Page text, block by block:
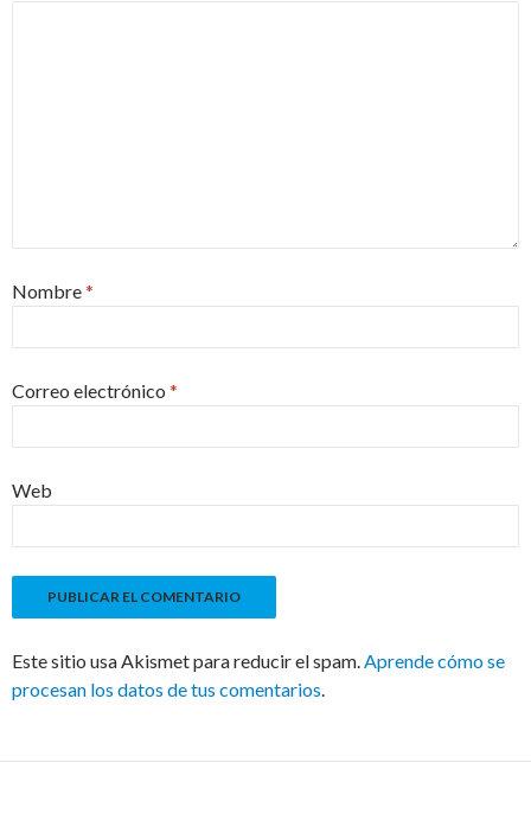
Nombre*
Correo electrónico *
Web
Este sitio usa Akismet para reducir el spam.Aprende cómo se
procesan los datos de tus comentarios.